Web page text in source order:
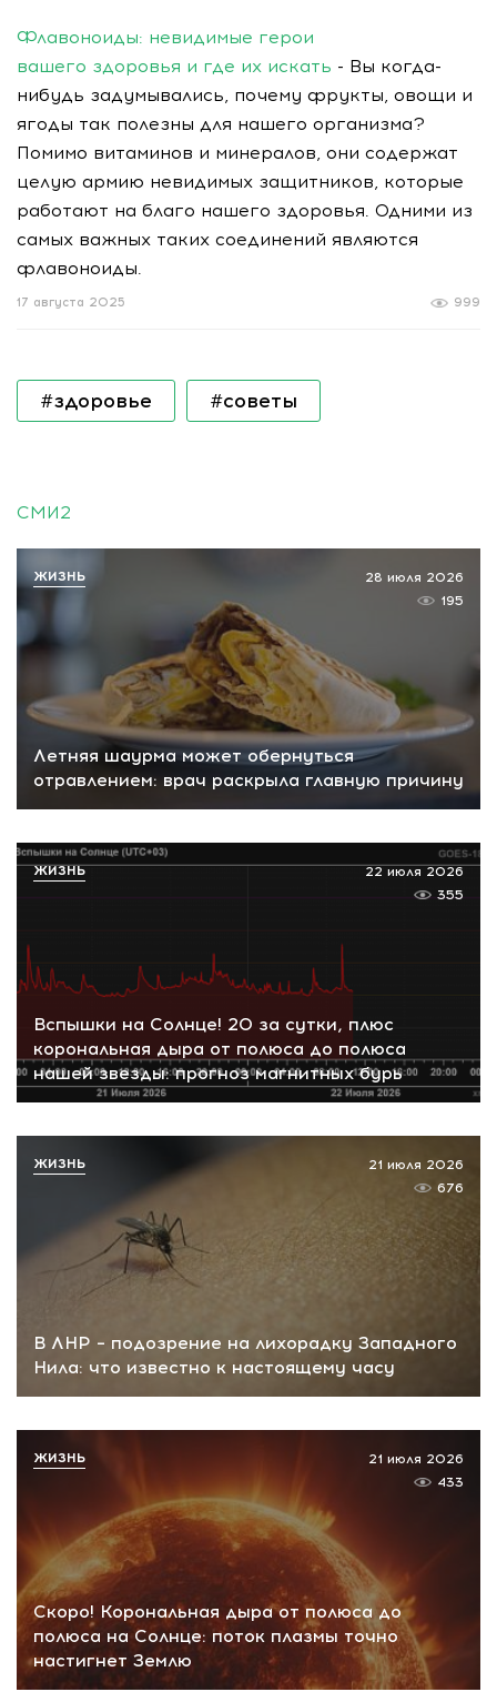
Флавоноиды: невидимые герои
вашего здоровья и где их искать - Вы когда-
нибудь задумывались, почему фрукты, овощи и
ягоды так полезны для нашего организма?
Помимо витаминов и минералов, они содержат
целую армию невидимых защитников, которые
работают на благо нашего здоровья. Одними из
самых важных таких соединений являются
флавоноиды.
999
17 августа 2025
#здоровье #советы
СМИ2
Летняя шаурма может обернуться
отравлением: врач раскрыла главную причину
28 июля 2026
195
ЖИЗНЬ
Вспышки на Солнце! 20 за сутки, плюс
корональная дыра от полюса до полюса
нашей звезды: прогноз магнитных бурь
22 июля 2026
355
ЖИЗНЬ
В ЛНР – подозрение на лихорадку Западного
Нила: что известно к настоящему часу
21 июля 2026
676
ЖИЗНЬ
Скоро! Корональная дыра от полюса до
полюса на Солнце: поток плазмы точно
настигнет Землю
21 июля 2026
433
ЖИЗНЬ